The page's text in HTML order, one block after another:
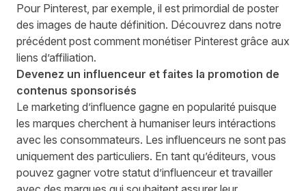
Pour Pinterest, par exemple, il est primordial de poster
des images de haute définition. Découvrez dans notre
précédent post comment monétiser Pinterest grâce aux
liens d’affiliation.
Devenez un influenceur et faites la promotion de
contenus sponsorisés
Le marketing d’influence gagne en popularité puisque
les marques cherchent à humaniser leurs intéractions
avec les consommateurs. Les influenceurs ne sont pas
uniquement des particuliers. En tant qu’éditeurs, vous
pouvez gagner votre statut d’influenceur et travailler